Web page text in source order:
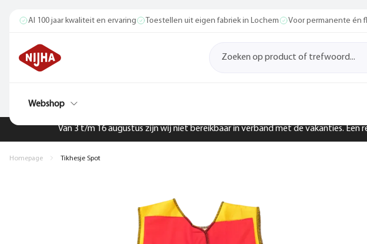
Van 3 t/m 16 augustus zijn wij niet bereikbaar in verband met de vakanties.
Al 100 jaar kwaliteit en ervaring Toestellen uit eigen fabriek in Lochem Voor permanente én
Webshop
Homepage Tikhesje Spot